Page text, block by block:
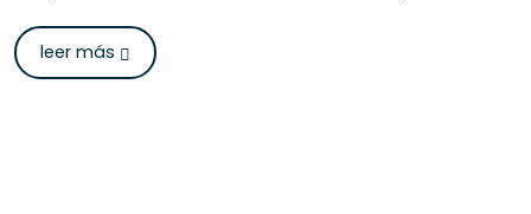
leer más